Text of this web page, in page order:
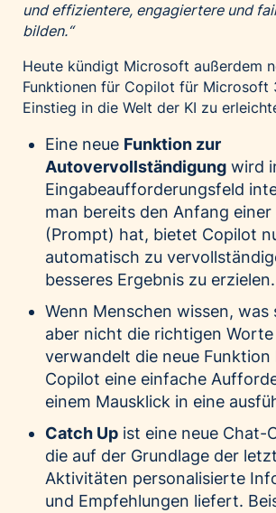
und effizientere, engagiertere und
bilden.“
Heute kündigt Microsoft außerdem
Funktionen für Copilot für Microsoft
Einstieg in die Welt der KI zu
Eine neue Funktion zur
Autovervollständigung wird
Eingabeaufforderungsfeld
man bereits den Anfang
(Prompt) hat, bietet Copilot
automatisch zu
besseres Ergebnis zu erzielen.
Wenn Menschen wissen, was
aber nicht die richtigen
verwandelt die neue Funktion
Copilot eine einfache
einem Mausklick in eine
Catch Up ist eine neue Chat-
die auf der Grundlage der
Aktivitäten personalisierte
und Empfehlungen liefert.